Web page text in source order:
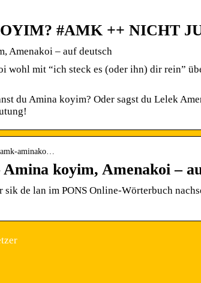
#AMK ++ NICHT
Amenakoi – auf deutsch
wohl mit “ich steck es (oder ihn) dir rein”
du Amina koyim? Oder sagst du Lelek
aminako…
koyim, Amenakoi –
de lan im PONS Online-Wörterbuch